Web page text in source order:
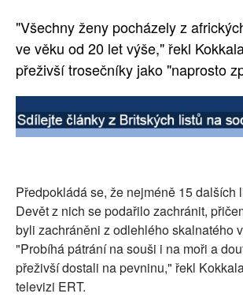
"Všechny ženy pocházely z
ve věku od 20 let výše," řekl
přeživší trosečníky jako "naprosto
Předpokládá se, že nejméně 15 dalších
Devět z nich se podařilo zachránit,
byli zachráněni z odlehlého skalnatého
"Probíhá pátrání na souši i na moři a
přeživší dostali na pevninu," řekl
televizi ERT.